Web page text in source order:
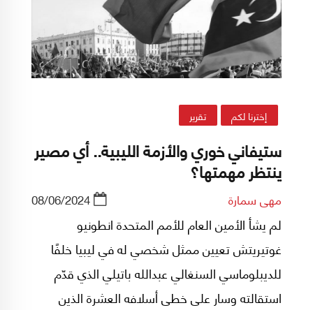
إخترنا لكم تقرير
ستيفاني خوري والأزمة الليبية.. أي مصير
ينتظر مهمتها؟
مهى سمارة 08/06/2024
لم يشأ الأمين العام للأمم المتحدة انطونيو
غوتيريتش تعيين ممثل شخصي له في ليبيا خلفًا
للديبلوماسي السنغالي عبدالله باتيلي الذي قدّم
استقالته وسار على خطى أسلافه العشرة الذين